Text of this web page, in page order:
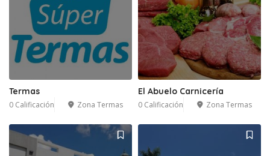
Termas
0 Calificación Zona Termas
El Abuelo Carnicería
0 Calificación Zona Termas